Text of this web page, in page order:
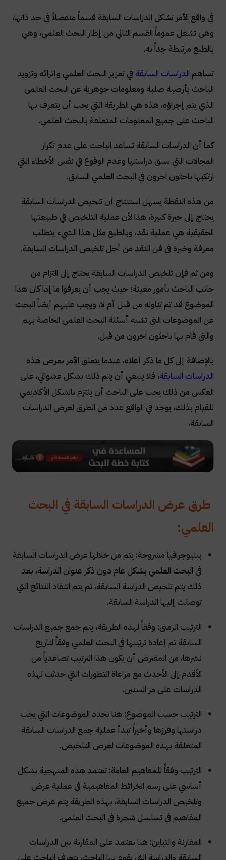
في واقع الأمر تشكل الدراسات السابقة قسماً منفصلاً في حد ذاتها،
وهي تشغل عموماً القسم الثاني من إطار البحث العلمي، وهي
بالطبع مرتبطة جداً به.
تساهم الدراسات السابقة في تعزيز البحث العلمي وإثرائه وتزويد
الباحث بأرضية صلبة ومعلومات جوهرية عن البحث العلمي
الذي يتم إجراؤه، هذه هي الطريقة التي يجب أن يتعرف بها
الباحث على جميع المعلومات المتعلقة بالبحث العلمي.
كما أن الدراسات السابقة تساعد الباحث على عدم تكرار
المجالات التي سبق دراستها وعدم الوقوع في نفس الأخطاء التي
ارتكبها باحثون آخرون في البحث العلمي السابق.
من هذه النقطة يسهل استنتاج أن تلخيص الدراسات السابقة
يحتاج إلى خبرة كبيرة، هذا لأن عملية التلخيص في طبيعتها
الحقيقية هي عملية نقد، وبالطبع مثل هذا الشيء يتطلب
معرفة وخبرة في فن النقد من أجل تلخيص الدراسات السابقة.
ومن ثم فإن تلخيص الدراسات السابقة يحتاج إلى التزام من
جانب الباحث بأمور معينة؛ حيث يجب أن يعرفوا ما إذا كان هذا
الموضوع قد تم تناوله من قبل أم لا، ويجب عليهم أيضاً البحث
عن الموضوعات التي تشبه أسئلة البحث العلمي الخاصة بهم
والتي قام بها باحثون آخرون من قبل.
بالإضافة إلى كل ما ذكر أعلاه، عندما يتعلق الأمر بعرض هذه
الدراسات السابقة، فلا ينبغي أن يتم ذلك بشكل عشوائي، على
العكس من ذلك يجب على الباحث أن يلتزم بالشكل الأكاديمي
للقيام بذلك، يوجد في الواقع عدد من الطرق لعرض الدراسات
السابقة.
طرق عرض الدراسات السابقة في البحث
العلمي:
ببليوجرافيا مشروحة: يتم من خلالها عرض الدراسات السابقة
في البحث العلمي بشكل عام دون ذكر عنوان الدراسة، بعد
ذلك يتم تلخيص الدراسة السابقة، ثم يتم انتقاد النتائج التي
توصلت إليها الدراسة السابقة.
الترتيب الزمني: وفقاً لهذه الطريقة، يتم جمع جميع الدراسات
السابقة ثم إعادة ترتيبها في البحث العلمي وفقاً لتاريخ
نشرها، من المفترض أن يكون هذا الترتيب تصاعدياً من
الأقدم إلى الأحدث مع مراعاة التطورات التي حدثت لهذه
الدراسات على مر السنين.
الترتيب حسب الموضوع: هنا نحدد الموضوعات التي يجب
دراستها وفرزها وأخيراً تبدأ عملية جمع الدراسات السابقة
المتعلقة بهذه الموضوعات لغرض التلخيص.
الترتيب وفقاً للمفاهيم العامة: تعتمد هذه المنهجية بشكل
أساسي على رسم الخرائط المفاهيمية في عملية عرض
وتلخيص الدراسات السابقة، بهذه الطريقة يتم عرض جميع
المفاهيم في تسلسل شجرة في البحث العلمي.
المقارنة والتباين: هنا نعتمد على المقارنة بين الدراسات